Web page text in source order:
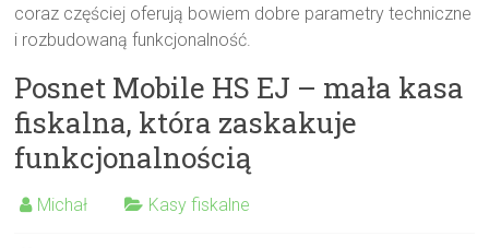
coraz częściej oferują bowiem dobre parametry techniczne
i rozbudowaną funkcjonalność.
Posnet Mobile HS EJ – mała kasa
fiskalna, która zaskakuje
funkcjonalnością
Michał Kasy fiskalne